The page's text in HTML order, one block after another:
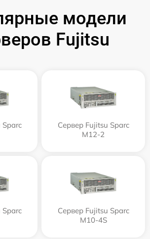
модели
Fujitsu
Sparc
Сервер Fujitsu Sparc
M12-2
Sparc
Сервер Fujitsu Sparc
M10-4S